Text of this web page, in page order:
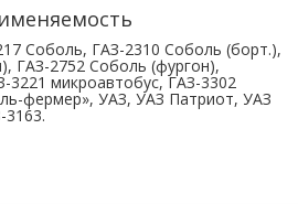
Соболь, ГАЗ-2310 Соболь (борт.),
ГАЗ-2752 Соболь (фургон),
3221 микроавтобус, ГАЗ-3302
фермер», УАЗ, УАЗ Патриот, УАЗ
3163.